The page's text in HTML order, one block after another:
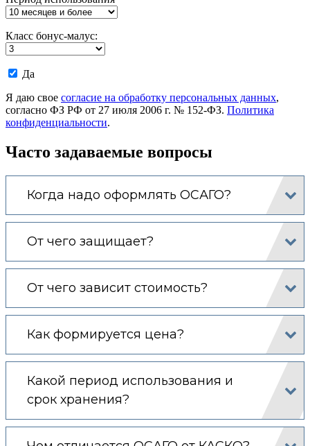
Класс бонус-малус:
Даю
на
обработку
моих
данных.
Да
Я даю свое согласие на обработку персональных данных,
согласно ФЗ РФ от 27 июля 2006 г. № 152-ФЗ. Политика
конфиденциальности.
Часто задаваемые вопросы
Когда надо оформлять ОСАГО?
От чего защищает?
От чего зависит стоимость?
Как формируется цена?
Какой период использования и
срок хранения?